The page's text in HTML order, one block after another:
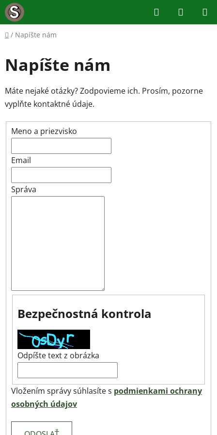
Prejsť
na
obsah
Hľadať
KOŠÍK
Domov
/ Napíšte nám
Napíšte nám
Máte nejaké otázky? Zodpovieme ich. Prosím, pozorne
vyplňte kontaktné údaje.
Meno a priezvisko
Email
Správa
Bezpečnostná kontrola
Odpíšte text z obrázka
Vložením správy súhlasíte s podmienkami ochrany
osobných údajov